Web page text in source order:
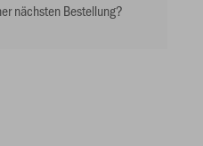
nächsten Bestellung?